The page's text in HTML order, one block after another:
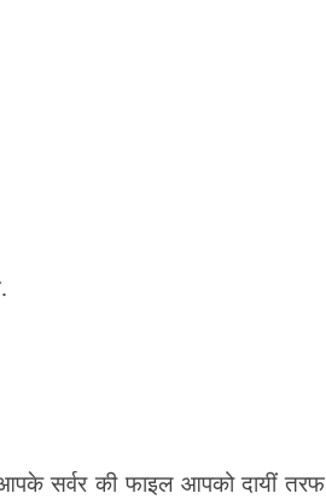
सर्वर की फाइल आपको दायीं तरफ